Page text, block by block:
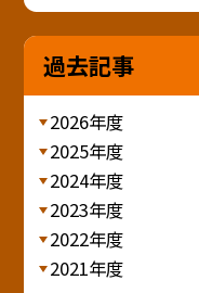
過去記事
2026年度
2025年度
2024年度
2023年度
2022年度
2021年度